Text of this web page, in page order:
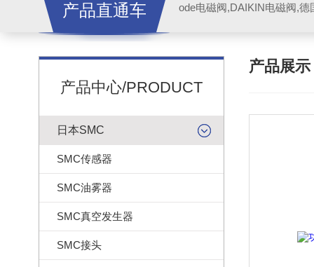
产品直通车 ode电磁阀,DAIKIN电磁阀,
产品中心/PRODUCT
日本SMC
SMC传感器
SMC油雾器
SMC真空发生器
SMC接头
产品展示